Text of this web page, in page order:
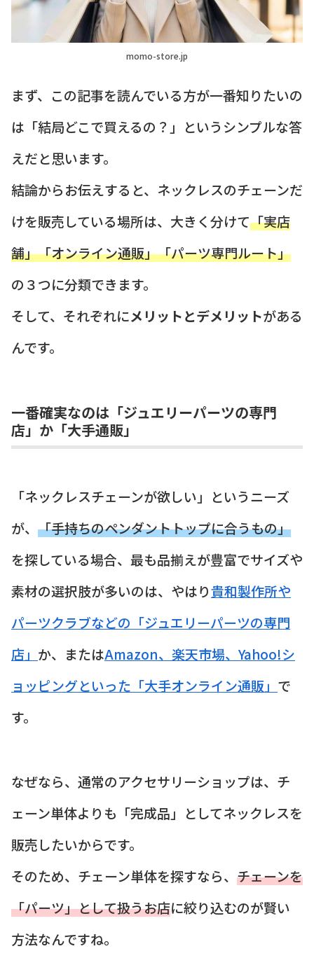
momo-store.jp
まず、この記事を読んでいる方が一番知りたいの
は「結局どこで買えるの？」というシンプルな答
えだと思います。
結論からお伝えすると、ネックレスのチェーンだ
けを販売している場所は、大きく分けて「実店
舗」「オンライン通販」「パーツ専門ルート」
の３つに分類できます。
そして、それぞれにメリットとデメリットがある
んです。
一番確実なのは「ジュエリーパーツの専門
店」か「大手通販」
「ネックレスチェーンが欲しい」というニーズ
が、 「手持ちのペンダントトップに合うもの」
を探している場合、最も品揃えが豊富でサイズや
素材の選択肢が多いのは、やはり貴和製作所や
パーツクラブなどの「ジュエリーパーツの専門
店」 か、またはAmazon、楽天市場、Yahoo!シ
ョッピングといった「大手オンライン通販」 で
す。
なぜなら、通常のアクセサリーショップは、チ
ェーン単体よりも「完成品」としてネックレスを
販売したいからです。
そのため、チェーン単体を探すなら、 チェーンを
「パーツ」として扱うお店に絞り込むのが賢い
方法なんですね。